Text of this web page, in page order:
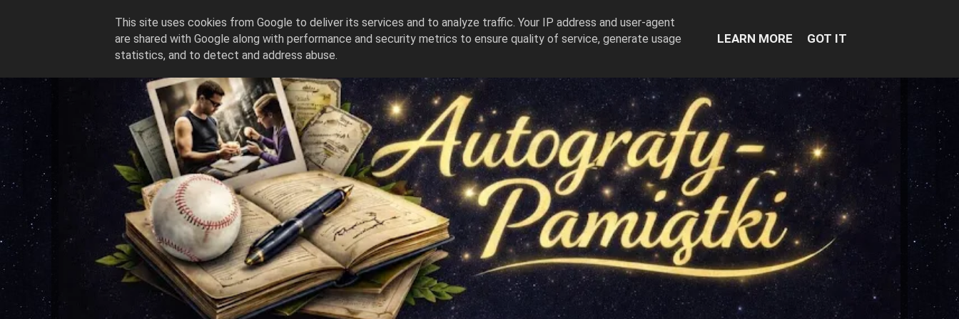
This site uses cookies from Google to deliver its services and to analyze traffic. Your IP address and user-agent
are shared with Google along with performance and security metrics to ensure quality of service, generate usage
statistics, and to detect and address abuse.
LEARN MORE GOT IT